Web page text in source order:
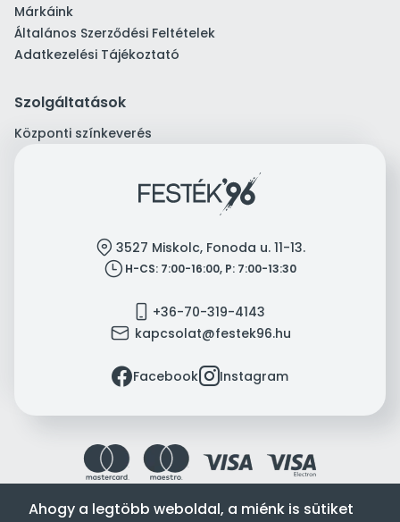
Márkáink
Általános Szerződési Feltételek
Adatkezelési Tájékoztató
Szolgáltatások
Központi színkeverés
location 3527 Miskolc, Fonoda u. 11-13.
clock H-CS: 7:00-16:00, P: 7:00-13:30
mobile +36-70-319-4143
mail kapcsolat@festek96.hu
facebookFacebookinstagramInstagram
Ahogy a legtöbb weboldal, a miénk is sütiket